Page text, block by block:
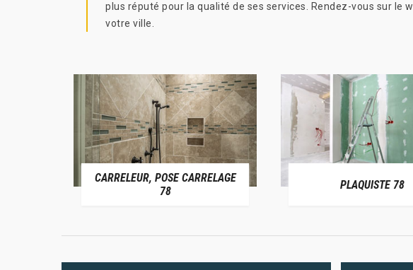
plus réputé pour la qualité de ses services. Rendez-vous sur le
votre ville.
CARRELEUR, POSE CARRELAGE
78
PLAQUISTE 78